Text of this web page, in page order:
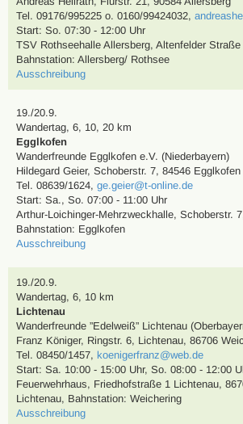
Tel. 09176/995225 o. 0160/99424032,
Start: So. 07:30 - 12:00 Uhr
TSV Rothseehalle Allersberg, Altenfelder
Bahnstation: Allersberg/ Rothsee
Ausschreibung
19./20.9.
Wandertag, 6, 10, 20 km
Egglkofen
Wanderfreunde Egglkofen e.V. (Niederbayern)
Hildegard Geier, Schoberstr. 7, 84546 Egglkofen
Tel. 08639/1624, ge.geier@t-online.de
Start: Sa., So. 07:00 - 11:00 Uhr
Arthur-Loichinger-Mehrzweckhalle, Schoberstr.
Bahnstation: Egglkofen
Ausschreibung
19./20.9.
Wandertag, 6, 10 km
Lichtenau
Wanderfreunde ”Edelweiß” Lichtenau
Franz Königer, Ringstr. 6, Lichtenau, 86706
Tel. 08450/1457, koenigerfranz@web.de
Start: Sa. 10:00 - 15:00 Uhr, So. 08:00 - 12:00
Feuerwehrhaus, Friedhofstraße 1 Lichtenau,
Lichtenau, Bahnstation: Weichering
Ausschreibung